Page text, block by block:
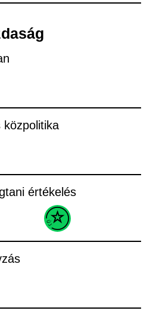
közpolitika
értékelés